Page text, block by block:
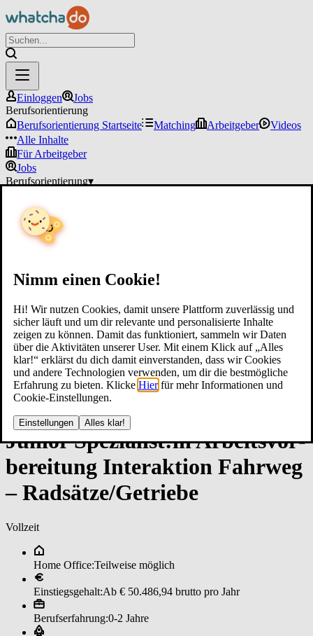
Nimm einen Cookie!
Hi! Wir nutzen Cookies, damit unsere Plattform zuverlässig und
sicher läuft und um dir relevante und personalisierte Inhalte
zeigen zu können. Damit das funktioniert, sammeln wir Daten
über die Aktivitäten unserer User. Mit einem Klick auf „Alles
klar!“ erklärst du dich damit einverstanden, dass wir Cookies
und andere Technologien verwenden, um dir die bestmögliche
Erfahrung zu bieten. Klicke Hier für mehr Informationen und
Cookie-Einstellungen.
Einstellungen Alles klar!
Einloggen
Jobs
Berufsorientierung
Berufsorientierung Startseite
Matching Arbeitgeber
Videos
Alle Inhalte
Für Arbeitgeber
Jobs
Berufsorientierung▾
Ju­nior ­Spe­zia­lis­t:in ­Ar­beits­vor­
be­rei­tun­g In­ter­ak­ti­on ­Fahr­we­g
– Rad­sät­ze/­Ge­trie­be
Vollzeit
Home Office:Teilweise möglich
Einstiegsgehalt:Ab € 50.486,94 brutto pro Jahr
Berufserfahrung:0-2 Jahre